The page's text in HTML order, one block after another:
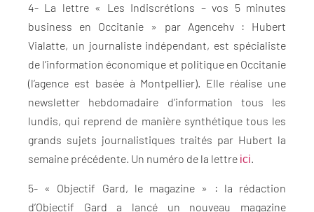
4- La lettre « Les Indiscrétions – vos 5 minutes
business en Occitanie » par Agencehv : Hubert
Vialatte, un journaliste indépendant, est spécialiste
de l’information économique et politique en Occitanie
(l’agence est basée à Montpellier). Elle réalise une
newsletter hebdomadaire d’information tous les
lundis, qui reprend de manière synthétique tous les
grands sujets journalistiques traités par Hubert la
semaine précédente. Un numéro de la lettre ici.
5- « Objectif Gard, le magazine » : la rédaction
d’Objectif Gard a lancé un nouveau magazine